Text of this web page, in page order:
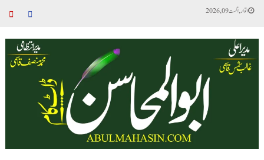
اتوار, اگست 09, 2026